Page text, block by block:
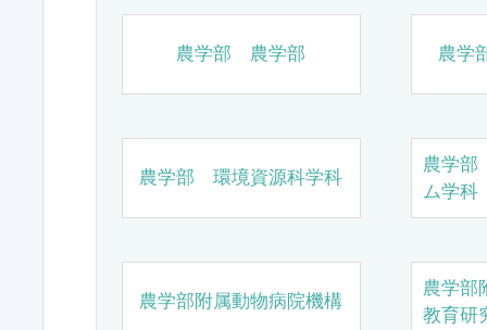
農学部 農学部 農学
農学部 環境資源科学科
農学
ム学科
農学部附属動物病院機構
農学部
教育研